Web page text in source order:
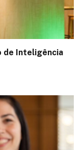
de Inteligência